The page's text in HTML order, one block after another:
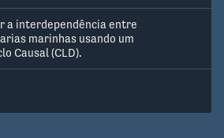
a interdependência entre
marinhas usando um
Causal (CLD).